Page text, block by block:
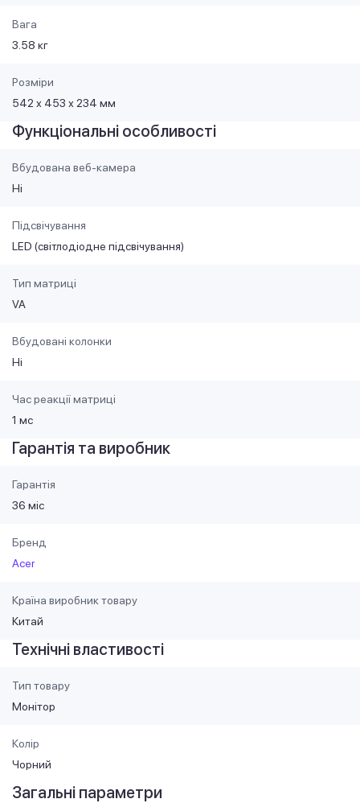
Вага
3.58 кг
Розміри
542 х 453 х 234 мм
Функціональні особливості
Вбудована веб-камера
Ні
Підсвічування
LED (світлодіодне підсвічування)
Тип матриці
VA
Вбудовані колонки
Ні
Час реакції матриці
1 мс
Гарантія та виробник
Гарантія
36 міс
Бренд
Acer
Країна виробник товару
Китай
Технічні властивості
Тип товару
Монiтор
Колір
Чорний
Загальні параметри